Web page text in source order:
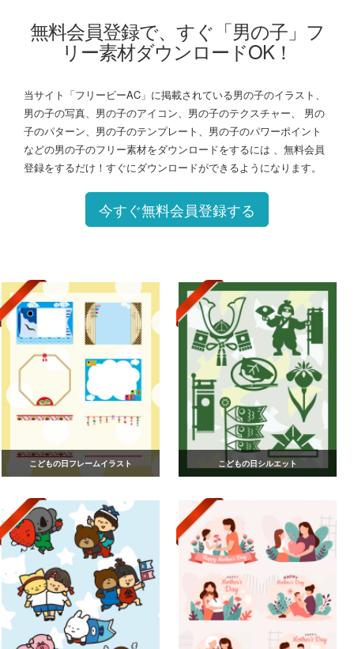
無料会員登録で、すぐ「男の子」フ
リー素材ダウンロードOK！
当サイト「フリービーAC」に掲載されている男の子のイラスト、
男の子の写真、男の子のアイコン、男の子のテクスチャー、 男の
子のパターン、男の子のテンプレート、男の子のパワーポイント
などの男の子のフリー素材をダウンロードをするには 、無料会員
登録をするだけ！すぐにダウンロードができるようになります。
今すぐ無料会員登録する
こどもの日フレームイラスト こどもの日シルエット